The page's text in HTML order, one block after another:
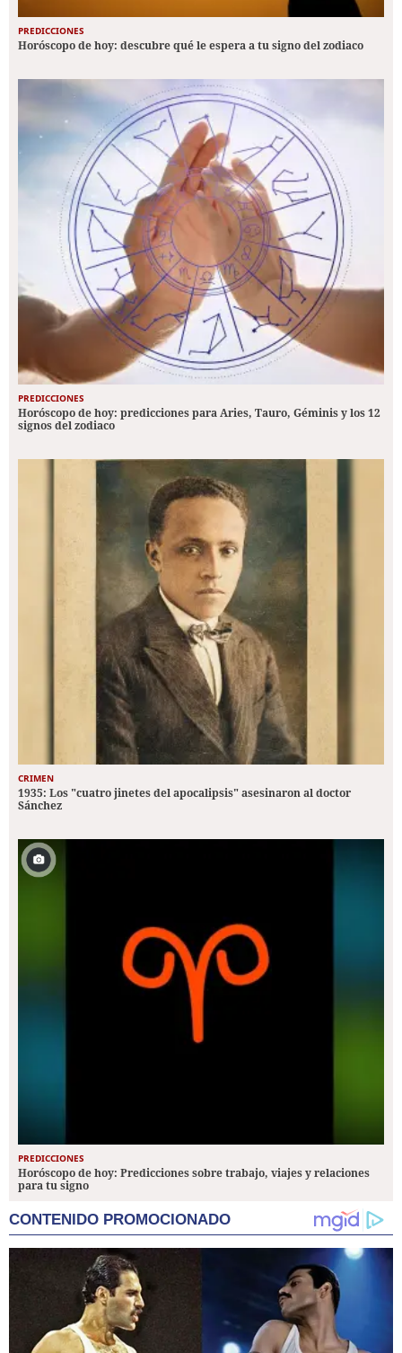
PREDICCIONES
Horóscopo de hoy: descubre qué le espera a tu signo del zodiaco
PREDICCIONES
Horóscopo de hoy: predicciones para Aries, Tauro, Géminis y los 12
signos del zodiaco
CRIMEN
1935: Los "cuatro jinetes del apocalipsis" asesinaron al doctor
Sánchez
PREDICCIONES
Horóscopo de hoy: Predicciones sobre trabajo, viajes y relaciones
para tu signo
CONTENIDO PROMOCIONADO